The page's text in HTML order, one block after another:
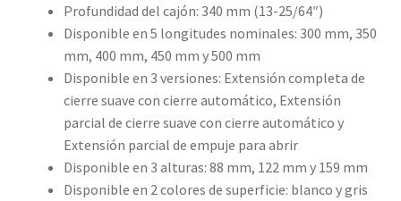
Profundidad del cajón: 340 mm (13-25/64″)
Disponible en 5 longitudes nominales: 300 mm, 350
mm, 400 mm, 450 mm y 500 mm
Disponible en 3 versiones: Extensión completa de
cierre suave con cierre automático, Extensión
parcial de cierre suave con cierre automático y
Extensión parcial de empuje para abrir
Disponible en 3 alturas: 88 mm, 122 mm y 159 mm
Disponible en 2 colores de superficie: blanco y gris